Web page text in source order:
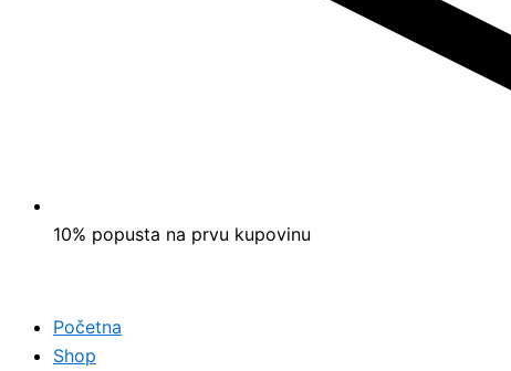
10% popusta na prvu kupovinu
Početna
Shop